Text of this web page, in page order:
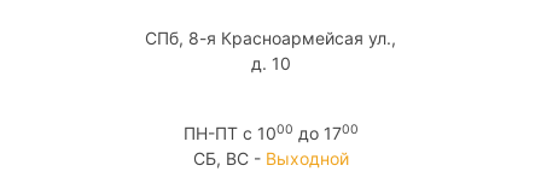
СПб, 8-я Красноармейсая ул.,
д. 10
ПН-ПТ c 1000 до 1700
СБ, ВС - Выходной